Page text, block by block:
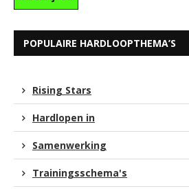
POPULAIRE HARDLOOPTHEMA’S
Rising Stars
Hardlopen in
Samenwerking
Trainingsschema's